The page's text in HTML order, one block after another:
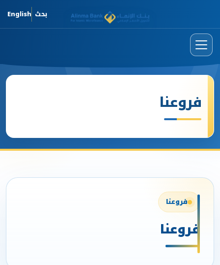
تخطي إلى المحتوى الرئيسي
بحث English
فروعنا
فروعنا
فروعنا